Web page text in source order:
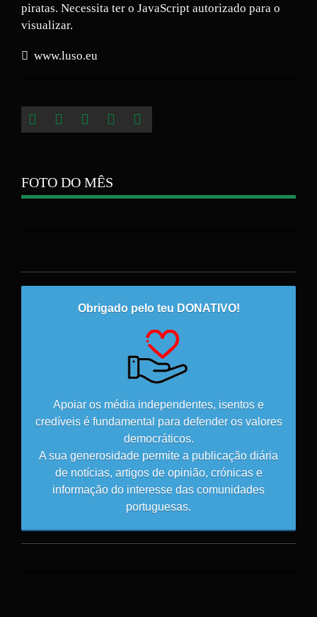
piratas. Necessita ter o JavaScript autorizado para o
visualizar.
www.luso.eu
FOTO DO MÊS
Obrigado pelo teu DONATIVO!
Apoiar os média independentes, isentos e
credíveis é fundamental para defender os valores
democráticos.
A sua generosidade permite a publicação diária
de notícias, artigos de opinião, crónicas e
informação do interesse das comunidades
portuguesas.